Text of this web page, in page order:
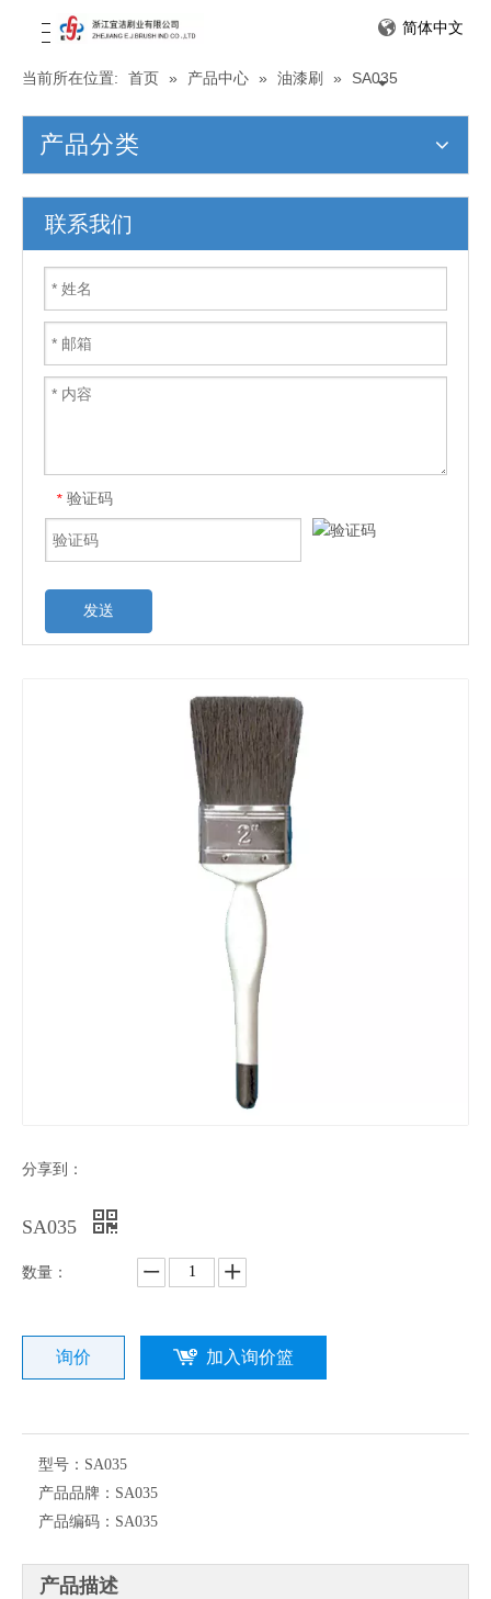
简体中文
当前所在位置: 首页 » 产品中心 » 油漆刷 » SA035
产品分类
联系我们
* 验证码
发送
分享到：
SA035
数量：
询价 加入询价篮
型号： SA035
产品品牌： SA035
产品编码： SA035
产品描述